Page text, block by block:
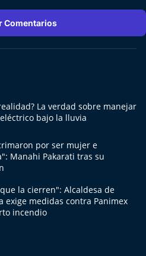
Comentarios
La verdad sobre manejar
bajo la lluvia
por ser mujer e
Manahi Pakarati tras su
la cierren": Alcaldesa de
exige medidas contra Panimex
incendio